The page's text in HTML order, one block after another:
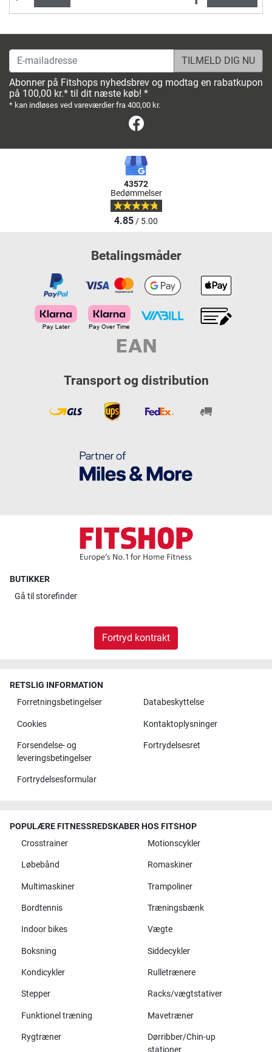
E-mailadresse
Abonner på Fitshops nyhedsbrev og modtag en rabatkupon
på 100,00 kr.* til dit næste køb! *
* kan indløses ved vareværdier fra 400,00 kr.
43572
Bedømmelser
4.85/ 5.00
Betalingsmåder
Transport og distribution
BUTIKKER
Gå til storefinder
Fortryd kontrakt
RETSLIG INFORMATION
Forretningsbetingelser
Databeskyttelse
Cookies Kontaktoplysninger
Forsendelse- og
leveringsbetingelser
Fortrydelsesret
Fortrydelsesformular
POPULÆRE FITNESSREDSKABER HOS FITSHOP
Crosstrainer
Motionscykler
Løbebånd Romaskiner
Multimaskiner Trampoliner
Bordtennis Træningsbænk
Indoor bikes Vægte
Boksning Siddecykler
Kondicykler Rulletrænere
Stepper Racks/vægtstativer
Funktionel træning Mavetræner
Rygtræner
Dørribber/Chin-up